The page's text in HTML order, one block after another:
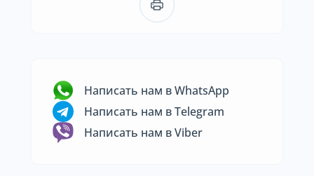
Написать нам в WhatsApp
Написать нам в Telegram
Написать нам в Viber